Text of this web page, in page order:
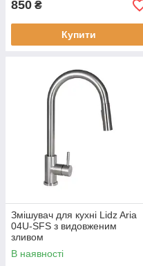
850 ₴
Купити
Змішувач для кухні Lidz Aria
04U-SFS з видовженим
зливом
В наявності